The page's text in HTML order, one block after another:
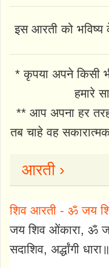
इस आरती को भविष्य
* कृपया अपने किसी
हमारे
** आप अपना हर
तब चाहे वह
आरती ›
शिव आरती - ॐ जय
जय शिव ओंकारा, ॐ
सदाशिव, अर्द्धांगी धारा॥